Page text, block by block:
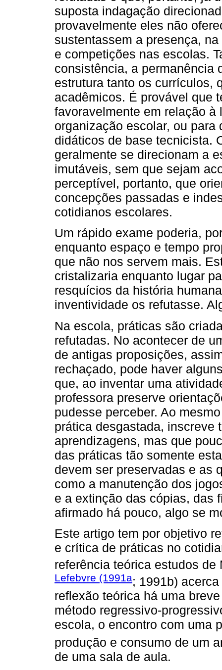
suposta indagação
provavelmente eles não
sustentassem a presença,
e competições nas escolas.
consistência, a permanência
estrutura tanto os currículos,
acadêmicos. É provável que
favoravelmente em relação
organização escolar, ou
didáticos de base tecnicista.
geralmente se direcionam a
imutáveis, sem que sejam
perceptível, portanto, que
concepções passadas e
cotidianos escolares.
Um rápido exame poderia,
enquanto espaço e tempo
que não nos servem mais.
cristalizaria enquanto lugar
resquícios da história
inventividade os refutasse.
Na escola, práticas são
refutadas. No acontecer de
de antigas proposições,
rechaçado, pode haver
que, ao inventar uma
professora preserve
pudesse perceber. Ao
prática desgastada, inscreve
aprendizagens, mas que
das práticas tão somente
devem ser preservadas e as
como a manutenção dos
e a extinção das cópias, das
afirmado há pouco, algo se
Este artigo tem por objetivo
e crítica de práticas no
referência teórica estudos
Lefebvre (1991a; 1991b)
reflexão teórica há uma
método regressivo-
escola, o encontro com uma
produção e consumo de um
de uma sala de aula.